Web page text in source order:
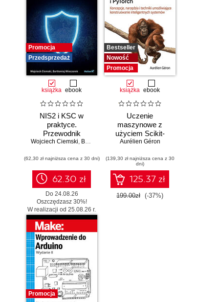
Promocja
Przedsprzedaż
książka ebook
NIS2 i KSC w
praktyce.
Przewodnik
wdrożeniowy dla
Wojciech Ciemski, Bartłomiej Wieczorek
(62,30 zł najniższa cena z 30 dni)
62.30 zł
Do 24.08.26
Oszczędzasz 30%!
W realizacji od 25.08.26 r.
Bestseller
Nowość
Promocja
książka ebook
Uczenie
maszynowe z
użyciem Scikit-
Learn i PyTorch.
narzędzia i techniki
umożliwiające
konstruowanie
inteligentnych
systemów
Aurélien Géron
(139,30 zł najniższa cena z 30
dni)
125.37 zł
199.00zł (-37%)
Promocja